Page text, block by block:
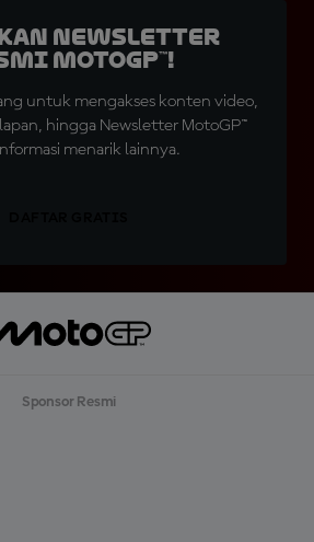
Newsletter
MotoGP™!
untuk mengakses konten video,
hingga Newsletter MotoGP™
menarik lainnya.
Sponsor Resmi